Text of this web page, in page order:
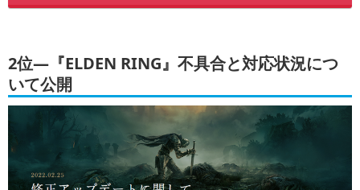
2位―『ELDEN RING』不具合と対応状況につ
いて公開